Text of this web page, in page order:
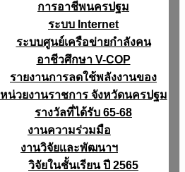
การอาชีพนครปฐม
ระบบ Internet
ระบบศูนย์เครือข่ายกำลังคน
อาชีวศึกษา V-COP
รายงานการลดใช้พลังงานของ
หน่วยงานราชการ จังหวัดนครปฐม
รางวัลที่ได้รับ 65-68
งานความร่วมมือ
งานวิจัยเเละพัฒนาฯ
วิจัยในชั้นเรียน ปี 2565